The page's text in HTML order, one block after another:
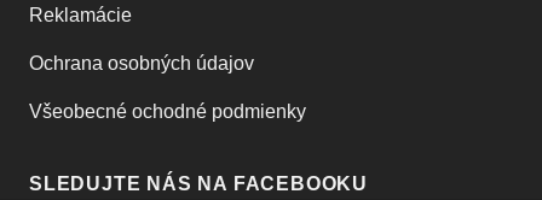
Reklamácie
Ochrana osobných údajov
Všeobecné ochodné podmienky
SLEDUJTE NÁS NA FACEBOOKU